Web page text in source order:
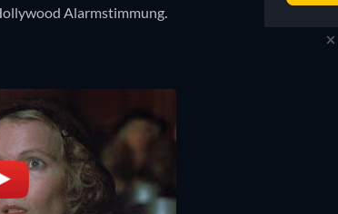
Alarmstimmung.